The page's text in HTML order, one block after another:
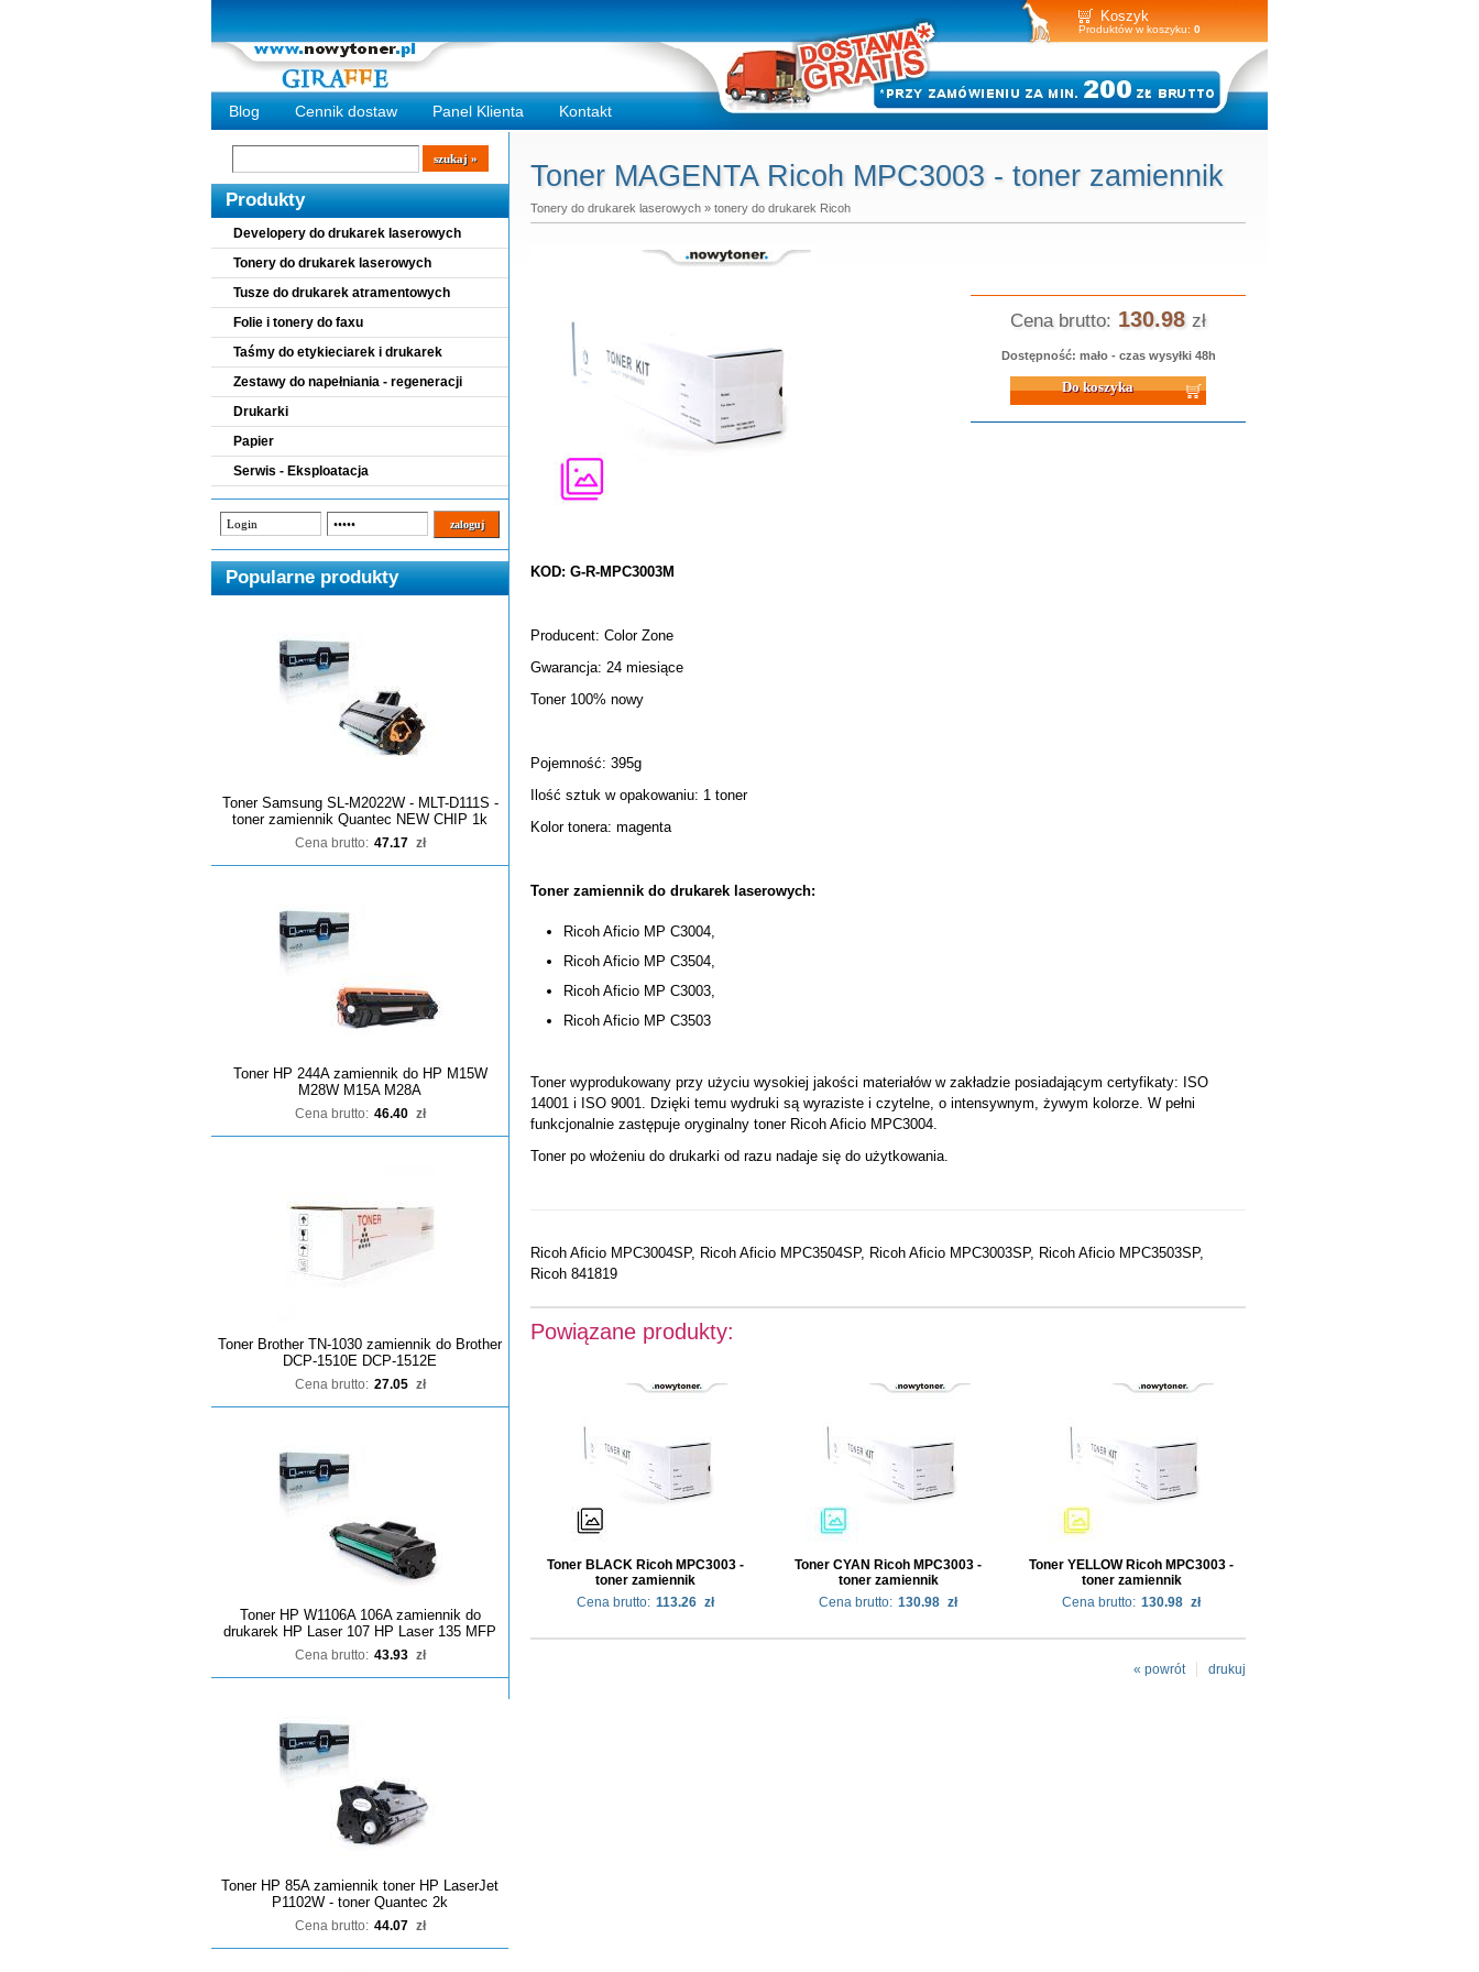
Koszyk
Produktów w koszyku: 0
Blog Cennik dostaw Panel Klienta Kontakt
Wyszukiwarka
szukaj
Produkty
Developery do drukarek laserowych
Tonery do drukarek laserowych
Tusze do drukarek atramentowych
Folie i tonery do faxu
Taśmy do etykieciarek i drukarek
Zestawy do napełniania - regeneracji
Drukarki
Papier
Serwis - Eksploatacja
Popularne produkty
Toner Samsung SL-M2022W - MLT-D111S -
toner zamiennik Quantec NEW CHIP 1k
Cena brutto: 47.17 zł
Toner HP 244A zamiennik do HP M15W
M28W M15A M28A
Cena brutto: 46.40 zł
Toner Brother TN-1030 zamiennik do Brother
DCP-1510E DCP-1512E
Cena brutto: 27.05 zł
Toner HP W1106A 106A zamiennik do
drukarek HP Laser 107 HP Laser 135 MFP
Cena brutto: 43.93 zł
Toner HP 85A zamiennik toner HP LaserJet
P1102W - toner Quantec 2k
Cena brutto: 44.07 zł
Toner MAGENTA Ricoh MPC3003 - toner zamiennik
Tonery do drukarek laserowych » tonery do drukarek Ricoh
Cena brutto: 130.98 zł
Dostępność: mało - czas wysyłki 48h
Do koszyka
KOD: G-R-MPC3003M
Producent: Color Zone
Gwarancja: 24 miesiące
Toner 100% nowy
Pojemność: 395g
Ilość sztuk w opakowaniu: 1 toner
Kolor tonera: magenta
Toner zamiennik do drukarek laserowych:
Ricoh Aficio MP C3004,
Ricoh Aficio MP C3504,
Ricoh Aficio MP C3003,
Ricoh Aficio MP C3503
Toner wyprodukowany przy użyciu wysokiej jakości materiałów w zakładzie posiadającym certyfikaty: ISO
14001 i ISO 9001. Dzięki temu wydruki są wyraziste i czytelne, o intensywnym, żywym kolorze. W pełni
funkcjonalnie zastępuje oryginalny toner Ricoh Aficio MPC3004.
Toner po włożeniu do drukarki od razu nadaje się do użytkowania.
Ricoh Aficio MPC3004SP, Ricoh Aficio MPC3504SP, Ricoh Aficio MPC3003SP, Ricoh Aficio MPC3503SP,
Ricoh 841819
Powiązane produkty:
Toner BLACK Ricoh MPC3003 -
toner zamiennik
Cena brutto: 113.26 zł
Toner CYAN Ricoh MPC3003 -
toner zamiennik
Cena brutto: 130.98 zł
Toner YELLOW Ricoh MPC3003 -
toner zamiennik
Cena brutto: 130.98 zł
drukuj
« powrót